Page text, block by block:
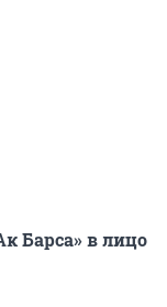
Барса» в лицо